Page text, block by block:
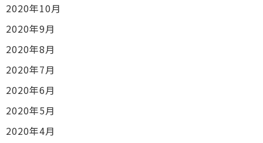
2020年10月
2020年9月
2020年8月
2020年7月
2020年6月
2020年5月
2020年4月